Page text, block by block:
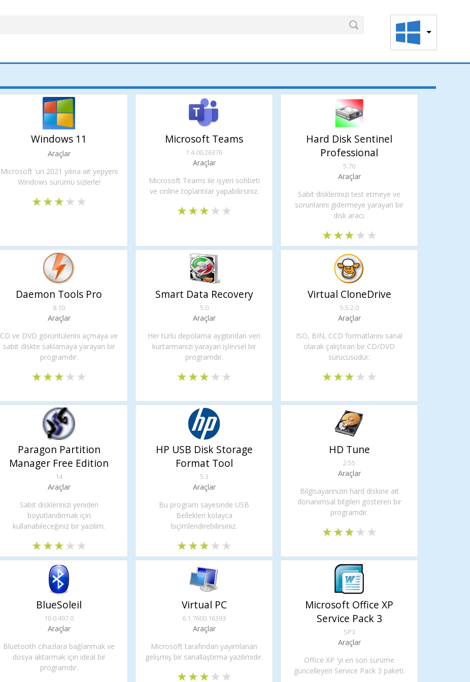
Windows 11
Araçlar
Microsoft 'un 2021 yılına ait yepyeni
Windows sürümü sizlerle!
Microsoft Teams
1.4.00.26376
Araçlar
Microsoft Teams ile işyeri sohbeti
ve online toplantılar yapabilirsiniz.
Hard Disk Sentinel
Professional
5.70
Araçlar
Sabit disklerinizi test etmeye ve
sorunlarını gidermeye yarayan bir
disk aracı.
Daemon Tools Pro
8.10
Araçlar
CD ve DVD görüntülerini açmaya ve
sabit diskte saklamaya yarayan bir
programdır.
Smart Data Recovery
5.0
Araçlar
Her türlü depolama aygıtından veri
kurtarmanızı yarayan işlevsel bir
programdır.
Virtual CloneDrive
5.5.2.0
Araçlar
ISO, BIN, CCD formatlarını sanal
olarak çalıştıran bir CD/DVD
sürücüsüdür.
Paragon Partition
Manager Free Edition
14
Araçlar
Sabit disklerinizi yeniden
boyutlandırmak için
kullanabileceğiniz bir yazılım.
HP USB Disk Storage
Format Tool
5.3
Araçlar
Bu program sayesinde USB
Bellekleri kolayca
biçimlendirebilirsiniz.
HD Tune
2.55
Araçlar
Bilgisayarınızın hard diskine ait
donanımsal bilgileri gösteren bir
programdır.
BlueSoleil
10.0.497.0
Araçlar
Bluetooth cihazlara bağlanmak ve
dosya aktarmak için ideal bir
programdır.
Virtual PC
6.1.7600.16393
Araçlar
Microsoft tarafından yayımlanan
gelişmiş bir sanallaştırma yazılımıdır.
Microsoft Office XP
Service Pack 3
SP3
Araçlar
Office XP 'yi en son sürüme
güncelleyen Service Pack 3 paketi.